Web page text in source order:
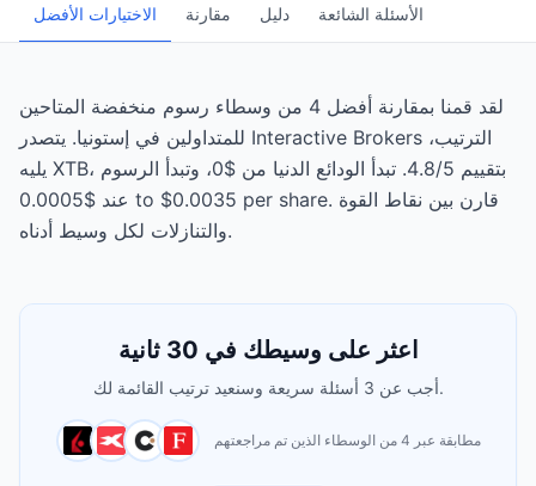
الاختيارات الأفضل مقارنة دليل الأسئلة الشائعة
لقد قمنا بمقارنة أفضل 4 من وسطاء رسوم منخفضة المتاحين
للمتداولين في إستونيا. يتصدر Interactive Brokers الترتيب،
يليه XTB، بتقييم 4.8/5. تبدأ الودائع الدنيا من $0، وتبدأ الرسوم
عند $0.0005 to $0.0035 per share. قارن بين نقاط القوة
والتنازلات لكل وسيط أدناه.
اعثر على وسيطك في 30 ثانية
أجب عن 3 أسئلة سريعة وسنعيد ترتيب القائمة لك.
مطابقة عبر 4 من الوسطاء الذين تم مراجعتهم